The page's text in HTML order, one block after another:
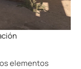
elementos